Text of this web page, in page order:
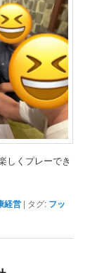
しくプレーでき
経営 | タグ: フッ